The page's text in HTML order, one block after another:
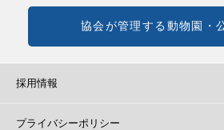
協会が管理する動物園・
採用情報
プライバシーポリシー